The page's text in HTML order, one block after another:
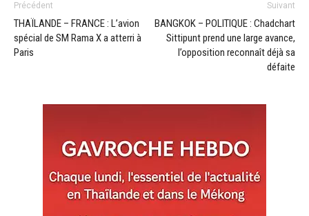
Précédent
THAÏLANDE – FRANCE : L’avion
spécial de SM Rama X a atterri à
Paris
Suivant
BANGKOK – POLITIQUE : Chadchart
Sittipunt prend une large avance,
l’opposition reconnaît déjà sa
défaite